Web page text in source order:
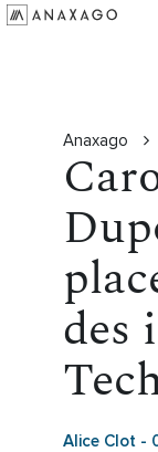
RessourcesAnaxago
des
Alice Clot -